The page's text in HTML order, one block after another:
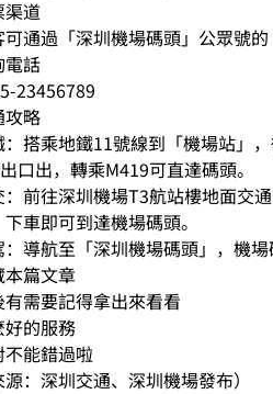
渠道
通過「深圳機場碼頭」公眾號的
電話
23456789
攻略
：搭乘地鐵11號線到「機場站」
口出，轉乘M419可直達碼頭。
：前往深圳機場T3航站樓地面交
車即可到達機場碼頭。
：導航至「深圳機場碼頭」，機
本篇文章
有需要記得拿出來看看
好的服務
不能錯過啦
源：深圳交通、深圳機場發布）